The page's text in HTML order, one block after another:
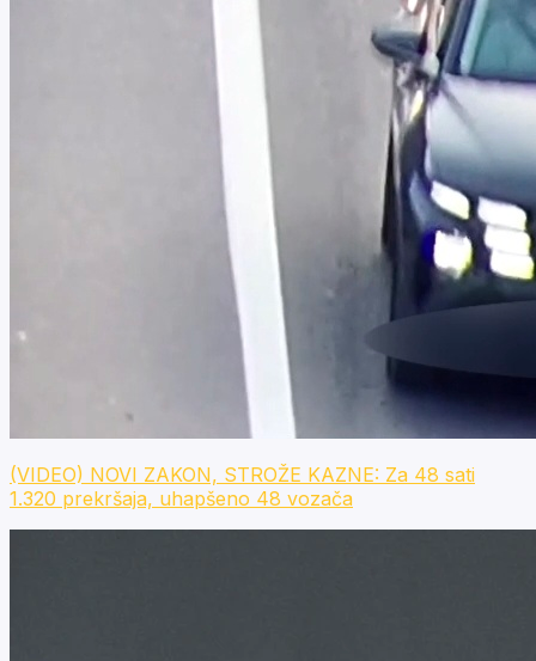
(VIDEO) NOVI ZAKON, STROŽE KAZNE: Za 48 sati
1.320 prekršaja, uhapšeno 48 vozača